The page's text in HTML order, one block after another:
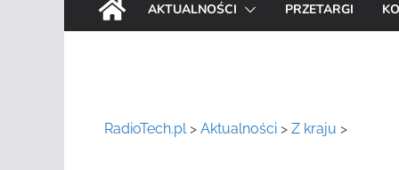
AKTUALNOŚCI PRZETARGI
RadioTech.pl> Aktualności > Z kraju >